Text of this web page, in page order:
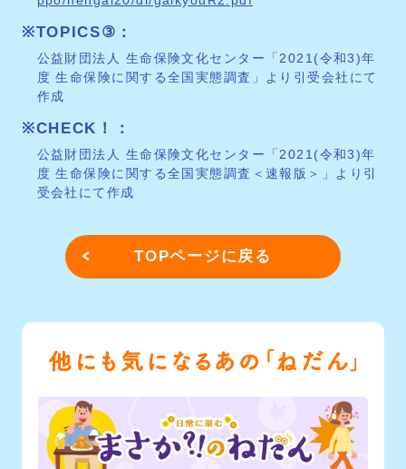
TOPICS③
公益財団法人 生命保険文化センター「2021(令和3)年
度 生命保険に関する全国実態調査」より引受会社にて
作成
CHECK！
公益財団法人 生命保険文化センター「2021(令和3)年
度 生命保険に関する全国実態調査＜速報版＞」より引
受会社にて作成
TOPページに戻る